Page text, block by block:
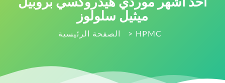
ميثيل سلولوز
الصفحة الرئيسية > HPMC
RU
NL